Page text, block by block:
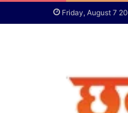
Friday, August 7